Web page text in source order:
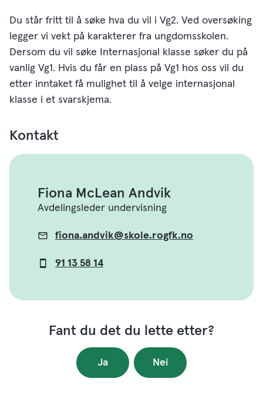
Du står fritt til å søke hva du vil i Vg2. Ved oversøking
legger vi vekt på karakterer fra ungdomsskolen.
Dersom du vil søke Internasjonal klasse søker du på
vanlig Vg1. Hvis du får en plass på Vg1 hos oss vil du
etter inntaket få mulighet til å velge internasjonal
klasse i et svarskjema.
Kontakt
Fiona McLean Andvik
Avdelingsleder undervisning
post
fiona.andvik@skole.rogfk.no
Mobil
91 13 58 14
Fant du det du lette etter?
Ja Nei